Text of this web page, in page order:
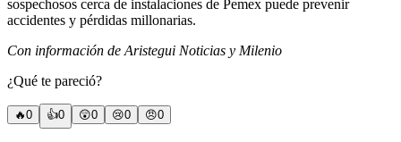
sospechosos cerca de instalaciones de Pemex puede prevenir
accidentes y pérdidas millonarias.
Con información de Aristegui Noticias y Milenio
¿Qué te pareció?
🔥0 👍0 😲0 😢0 😠0